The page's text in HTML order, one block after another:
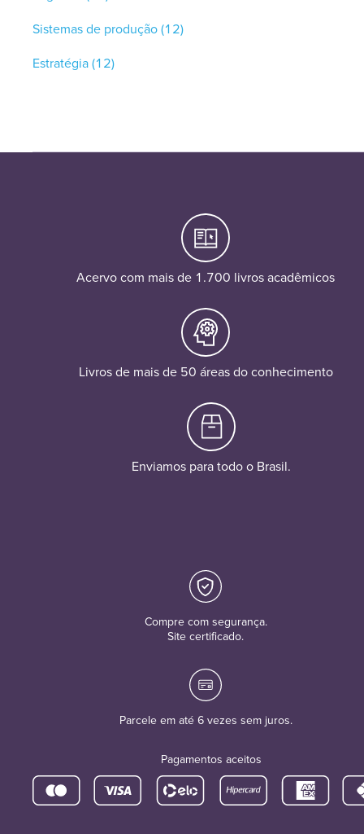
Sistemas de produção(12)
Estratégia(12)
Acervo com mais de 1.700 livros acadêmicos
Livros de mais de 50 áreas do conhecimento
Enviamos para todo o Brasil.
Compre com segurança.
Site certificado.
Parcele em até 6 vezes sem juros.
Pagamentos aceitos